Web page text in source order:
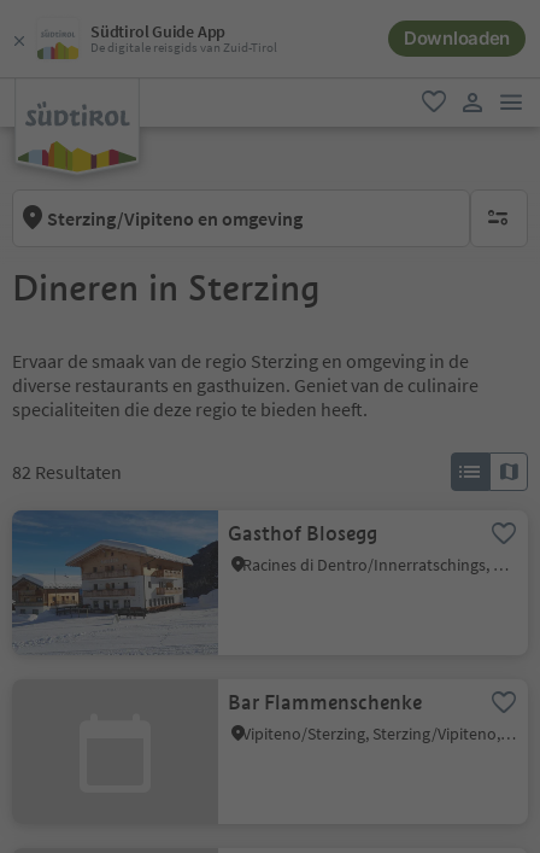
Südtirol Guide App
De digitale reisgids van Zuid-Tirol Downloaden
favoriet
Sterzing/Vipiteno en omgeving geen
Dineren in Sterzing
Ervaar de smaak van de regio Sterzing en omgeving in de
diverse restaurants en gasthuizen. Geniet van de culinaire
specialiteiten die deze regio te bieden heeft.
82 Resultaten
Gasthof Blosegg
Racines di Dentro/Innerratschings, Ratschings/Racines, Sterzing/Vipiteno and environs
Bar Flammenschenke
Vipiteno/Sterzing, Sterzing/Vipiteno, Sterzing/Vipiteno and environs